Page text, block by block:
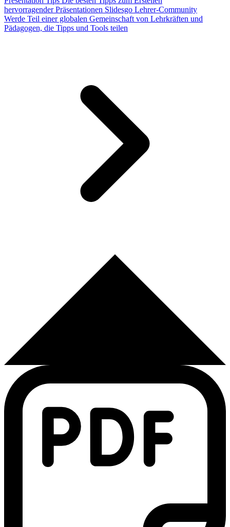
hervorragender Präsentationen Slidesgo Lehrer-Community
Werde Teil einer globalen Gemeinschaft von Lehrkräften und
Pädagogen, die Tipps und Tools teilen